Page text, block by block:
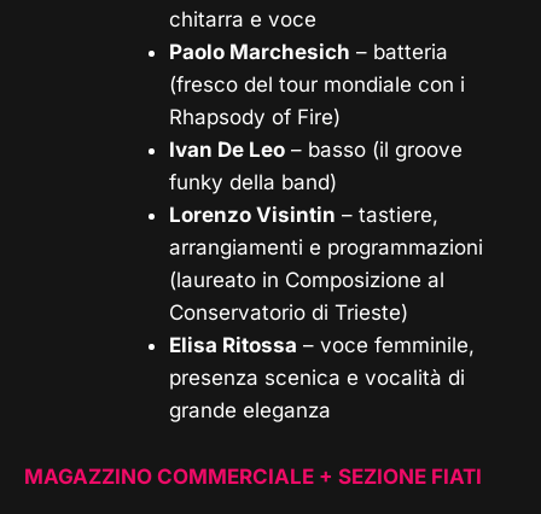
chitarra e voce
Paolo Marchesich – batteria
(fresco del tour mondiale con i
Rhapsody of Fire)
Ivan De Leo – basso (il groove
funky della band)
Lorenzo Visintin – tastiere,
arrangiamenti e programmazioni
(laureato in Composizione al
Conservatorio di Trieste)
Elisa Ritossa – voce femminile,
presenza scenica e vocalità di
grande eleganza
MAGAZZINO COMMERCIALE + SEZIONE FIATI